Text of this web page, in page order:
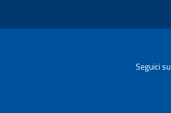
Seguici su